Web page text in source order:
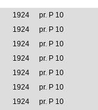
1924 pr. P 10
1924 pr. P 10
1924 pr. P 10
1924 pr. P 10
1924 pr. P 10
1924 pr. P 10
1924 pr. P 10